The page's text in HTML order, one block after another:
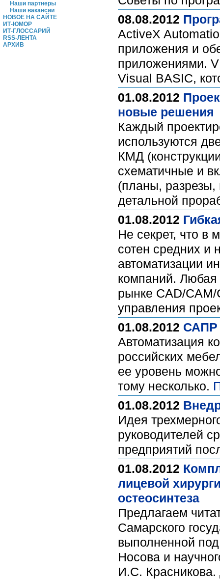
Наши партнеры
Наши вакансии
НОВОЕ НА САЙТЕ
ИТ-ЮМОР
ИТ-ГЛОССАРИЙ
RSS-ЛЕНТА
АРХИВ
08.08.2012
ActiveX
приложения и
приложениями.
Visual BASIC,
01.08.2012
новые решения
Каждый
используются
КМД
схематичные и
(планы, разрезы,
детальной
01.08.2012
Не секрет, что в
сотен средних и
автоматизации
компаний. Любая
рынке CAD/
управления
01.08.2012 САПР
Автоматизация
российских
ее уровень
тому несколько.
01.08.2012
Идея
руководителей
предприятий
01.08.2012
лицевой
остеосинтеза
Предлагаем
Самарского
выполненной
Носова и
И.С. Красникова.